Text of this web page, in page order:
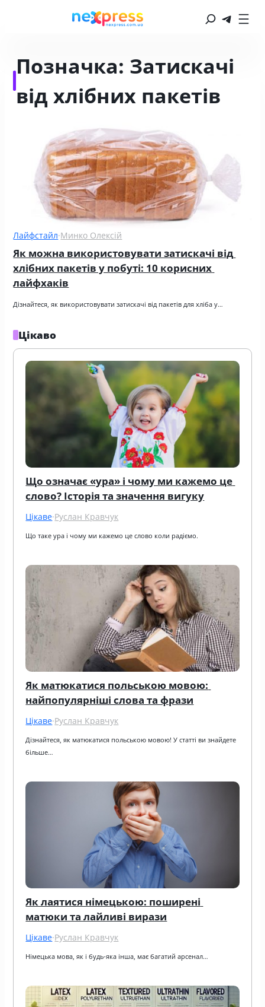
Позначка: Затискачі
від хлібних пакетів
Лайфстайл·Минко Олексій
Як можна використовувати затискачі від
хлібних пакетів у побуті: 10 корисних
лайфхаків
Дізнайтеся, як використовувати затискачі від пакетів для хліба у…
Цікаво
Що означає «ура» і чому ми кажемо це
слово? Історія та значення вигуку
Цікаве·Руслан Кравчук
Що таке ура і чому ми кажемо це слово коли радіємо.
Як матюкатися польською мовою:
найпопулярніші слова та фрази
Цікаве·Руслан Кравчук
Дізнайтеся, як матюкатися польською мовою! У статті ви знайдете
більше…
Як лаятися німецькою: поширені
матюки та лайливі вирази
Цікаве·Руслан Кравчук
Німецька мова, як і будь-яка інша, має багатий арсенал…